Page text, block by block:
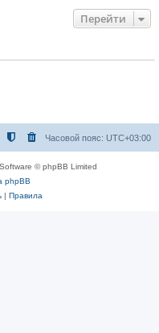
Перейти
Часовой пояс: UTC+03:00
© phpBB Limited
phpBB
| Правила